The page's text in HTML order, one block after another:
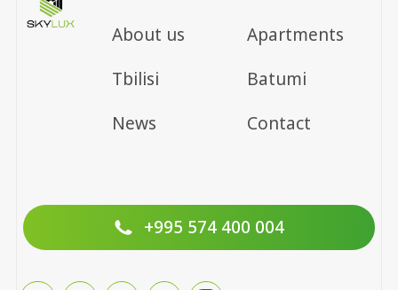
About us
Apartments
Tbilisi
Batumi
News
Contact
+995 574 400 004